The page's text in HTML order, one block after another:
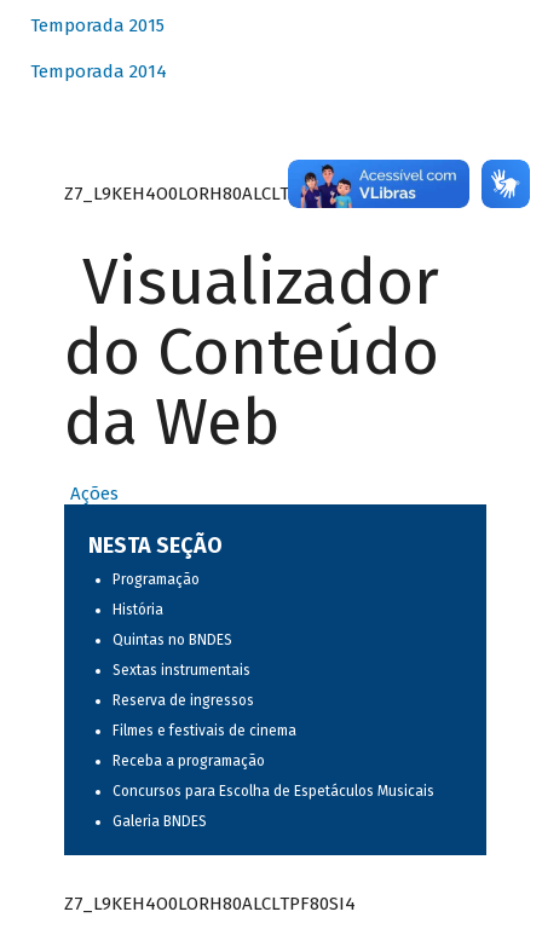
Temporada 2015
Temporada 2014
Z7_L9KEH4O0LORH80ALCLTPF80S27
Visualizador
do Conteúdo
da Web
Ações
NESTA SEÇÃO
Programação
História
Quintas no BNDES
Sextas instrumentais
Reserva de ingressos
Filmes e festivais de cinema
Receba a programação
Concursos para Escolha de Espetáculos Musicais
Galeria BNDES
Z7_L9KEH4O0LORH80ALCLTPF80SI4